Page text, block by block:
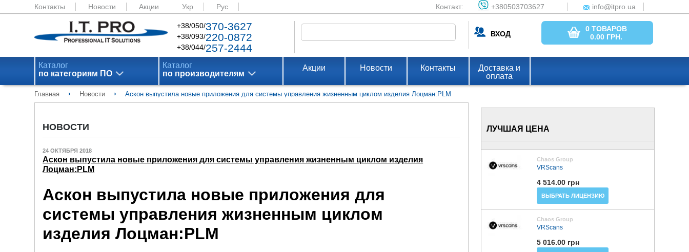
Контакты Новости Акции Укр Рус Контакт: +380503703627 info@itpro.ua
+38/050/370-3627
+38/093/220-0872
+38/044/257-2444
ВХОД
0 ТОВАРОВ
0.00 ГРН.
Каталог
по категориям ПО
Каталог
по производителям
Акции Новости Контакты
Доставка и
оплата
Главная › Новости › Аскон выпустила новые приложения для системы управления жизненным циклом изделия Лоцман:PLM
НОВОСТИ
24 ОКТЯБРЯ 2018
Аскон выпустила новые приложения для системы управления жизненным циклом изделия
Лоцман:PLM
Аскон выпустила новые приложения для
системы управления жизненным циклом
изделия Лоцман:PLM
ЛУЧШАЯ ЦЕНА
Chaos Group
VRScans
4 514.00 грн
ВЫБРАТЬ ЛИЦЕНЗИЮ
Chaos Group
VRScans
5 016.00 грн